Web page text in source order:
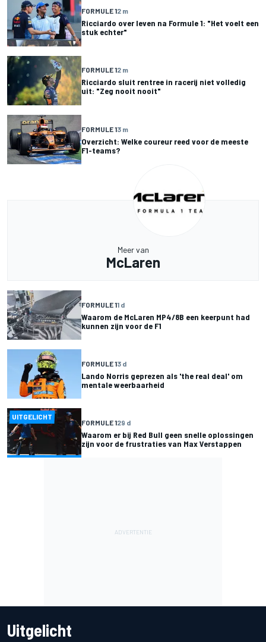
FORMULE 12 m
Ricciardo over leven na Formule 1: "Het voelt een
stuk echter"
FORMULE 12 m
Ricciardo sluit rentree in racerij niet volledig
uit: "Zeg nooit nooit"
FORMULE 13 m
Overzicht: Welke coureur reed voor de meeste
F1-teams?
Meer van
McLaren
FORMULE 11 d
Waarom de McLaren MP4/8B een keerpunt had
kunnen zijn voor de F1
FORMULE 13 d
Lando Norris geprezen als 'the real deal' om
mentale weerbaarheid
UITGELICHT
FORMULE 129 d
Waarom er bij Red Bull geen snelle oplossingen
zijn voor de frustraties van Max Verstappen
Uitgelicht